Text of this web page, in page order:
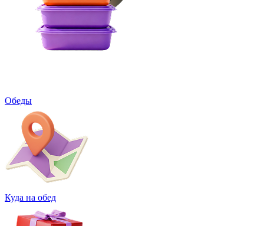
Обеды
Куда на обед